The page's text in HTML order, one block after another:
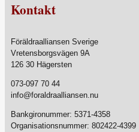
Kontakt
Föräldraalliansen Sverige
Vretensborgsvägen 9A
126 30 Hägersten
073-097 70 44
info@foraldraalliansen.nu
Bankgironummer: 5371-4358
Organisationsnummer: 802422-4399